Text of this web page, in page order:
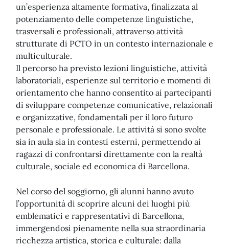
un’esperienza altamente formativa, finalizzata al
potenziamento delle competenze linguistiche,
trasversali e professionali, attraverso attività
strutturate di PCTO in un contesto internazionale e
multiculturale.
Il percorso ha previsto lezioni linguistiche, attività
laboratoriali, esperienze sul territorio e momenti di
orientamento che hanno consentito ai partecipanti
di sviluppare competenze comunicative, relazionali
e organizzative, fondamentali per il loro futuro
personale e professionale. Le attività si sono svolte
sia in aula sia in contesti esterni, permettendo ai
ragazzi di confrontarsi direttamente con la realtà
culturale, sociale ed economica di Barcellona.
Nel corso del soggiorno, gli alunni hanno avuto
l’opportunità di scoprire alcuni dei luoghi più
emblematici e rappresentativi di Barcellona,
immergendosi pienamente nella sua straordinaria
ricchezza artistica, storica e culturale: dalla